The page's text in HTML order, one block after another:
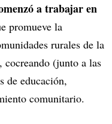
a trabajar en
promueve la
rurales de la
cocreando (junto a las
de educación,
comunitario.